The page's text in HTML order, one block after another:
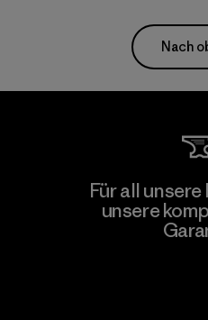
Nach
Für all
unsere